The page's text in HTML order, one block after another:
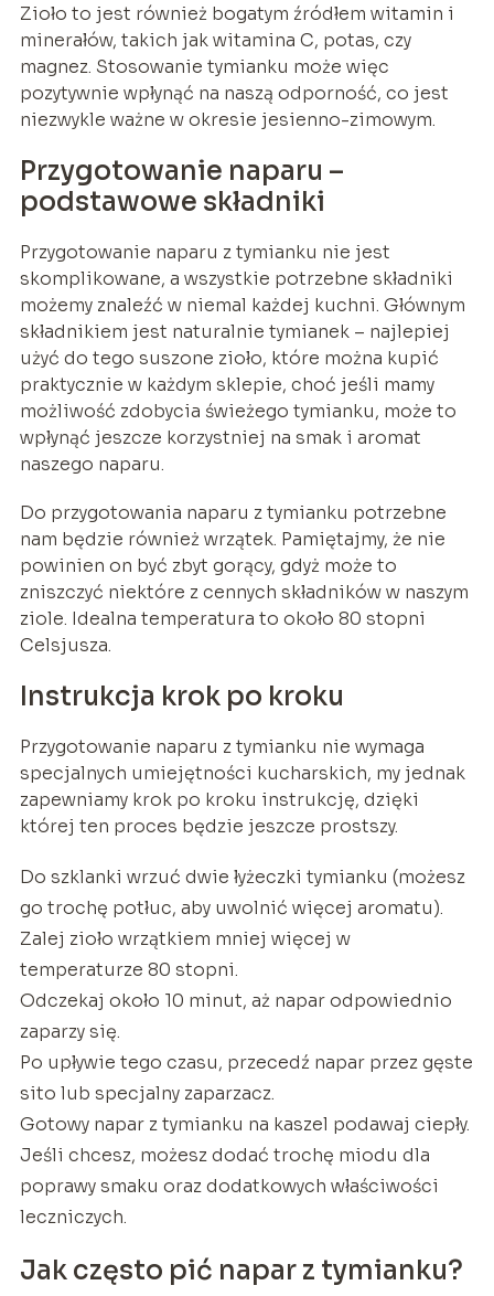
Zioło to jest również bogatym źródłem witamin i
minerałów, takich jak witamina C, potas, czy
magnez. Stosowanie tymianku może więc
pozytywnie wpłynąć na naszą odporność, co jest
niezwykle ważne w okresie jesienno-zimowym.
Przygotowanie naparu –
podstawowe składniki
Przygotowanie naparu z tymianku nie jest
skomplikowane, a wszystkie potrzebne składniki
możemy znaleźć w niemal każdej kuchni. Głównym
składnikiem jest naturalnie tymianek – najlepiej
użyć do tego suszone zioło, które można kupić
praktycznie w każdym sklepie, choć jeśli mamy
możliwość zdobycia świeżego tymianku, może to
wpłynąć jeszcze korzystniej na smak i aromat
naszego naparu.
Do przygotowania naparu z tymianku potrzebne
nam będzie również wrzątek. Pamiętajmy, że nie
powinien on być zbyt gorący, gdyż może to
zniszczyć niektóre z cennych składników w naszym
ziole. Idealna temperatura to około 80 stopni
Celsjusza.
Instrukcja krok po kroku
Przygotowanie naparu z tymianku nie wymaga
specjalnych umiejętności kucharskich, my jednak
zapewniamy krok po kroku instrukcję, dzięki
której ten proces będzie jeszcze prostszy.
Do szklanki wrzuć dwie łyżeczki tymianku (możesz
go trochę potłuc, aby uwolnić więcej aromatu).
Zalej zioło wrzątkiem mniej więcej w
temperaturze 80 stopni.
Odczekaj około 10 minut, aż napar odpowiednio
zaparzy się.
Po upływie tego czasu, przecedź napar przez gęste
sito lub specjalny zaparzacz.
Gotowy napar z tymianku na kaszel podawaj ciepły.
Jeśli chcesz, możesz dodać trochę miodu dla
poprawy smaku oraz dodatkowych właściwości
leczniczych.
Jak często pić napar z tymianku?